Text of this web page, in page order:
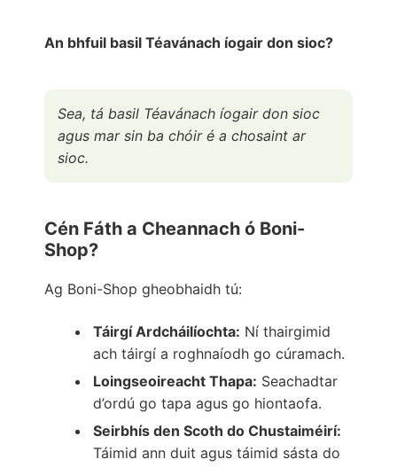
An bhfuil basil Téavánach íogair don sioc?
Sea, tá basil Téavánach íogair don sioc
agus mar sin ba chóir é a chosaint ar
sioc.
Cén Fáth a Cheannach ó Boni-
Shop?
Ag Boni-Shop gheobhaidh tú:
Táirgí Ardcháilíochta: Ní thairgimid
ach táirgí a roghnaíodh go cúramach.
Loingseoireacht Thapa: Seachadtar
d’ordú go tapa agus go hiontaofa.
Seirbhís den Scoth do Chustaiméirí:
Táimid ann duit agus táimid sásta do